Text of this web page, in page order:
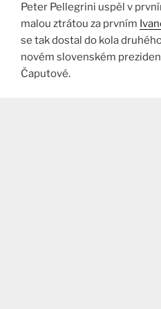
Peter Pellegrini uspěl v
malou ztrátou za prvním
se tak dostal do kola
novém slovenském
Čaputové.